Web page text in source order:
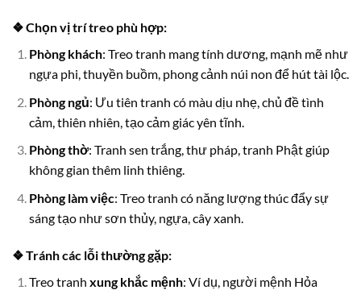
❖ Chọn vị trí treo phù hợp:
Phòng khách: Treo tranh mang tính dương, mạnh mẽ như
ngựa phi, thuyền buồm, phong cảnh núi non để hút tài lộc.
Phòng ngủ: Ưu tiên tranh có màu dịu nhẹ, chủ đề tình
cảm, thiên nhiên, tạo cảm giác yên tĩnh.
Phòng thờ: Tranh sen trắng, thư pháp, tranh Phật giúp
không gian thêm linh thiêng.
Phòng làm việc: Treo tranh có năng lượng thúc đẩy sự
sáng tạo như sơn thủy, ngựa, cây xanh.
❖ Tránh các lỗi thường gặp:
Treo tranh xung khắc mệnh: Ví dụ, người mệnh Hỏa